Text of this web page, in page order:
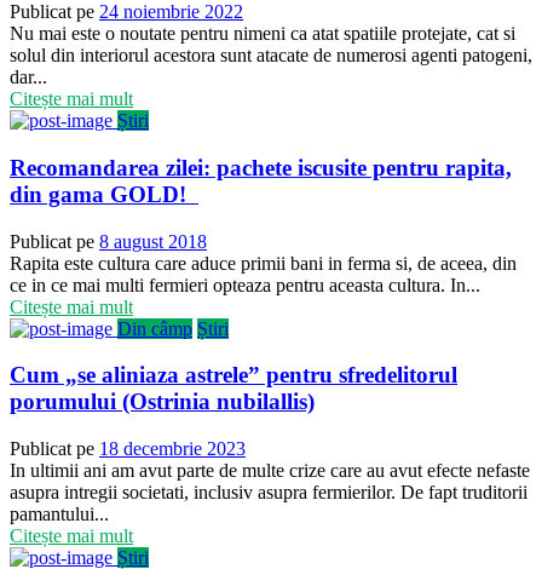
Publicat pe 24 noiembrie 2022
Nu mai este o noutate pentru nimeni ca atat spatiile protejate, cat si
solul din interiorul acestora sunt atacate de numerosi agenti patogeni,
dar...
Citește mai mult
Știri
Recomandarea zilei: pachete iscusite pentru rapita,
din gama GOLD!
Publicat pe 8 august 2018
Rapita este cultura care aduce primii bani in ferma si, de aceea, din
ce in ce mai multi fermieri opteaza pentru aceasta cultura. In...
Citește mai mult
Din câmp Știri
Cum „se aliniaza astrele” pentru sfredelitorul
porumului (Ostrinia nubilallis)
Publicat pe 18 decembrie 2023
In ultimii ani am avut parte de multe crize care au avut efecte nefaste
asupra intregii societati, inclusiv asupra fermierilor. De fapt truditorii
pamantului...
Citește mai mult
Știri